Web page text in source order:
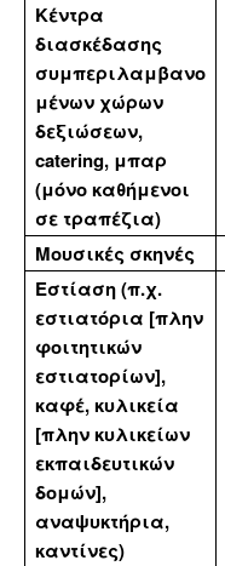
Κέντρα
διασκέδασης
συμπεριλαμβανο
μένων χώρων
δεξιώσεων,
catering, μπαρ
(μόνο καθήμενοι
σε τραπέζια)
Μουσικές σκηνές
Εστίαση (π.χ.
εστιατόρια [πλην
φοιτητικών
εστιατορίων],
καφέ, κυλικεία
[πλην κυλικείων
εκπαιδευτικών
δομών],
αναψυκτήρια,
καντίνες)